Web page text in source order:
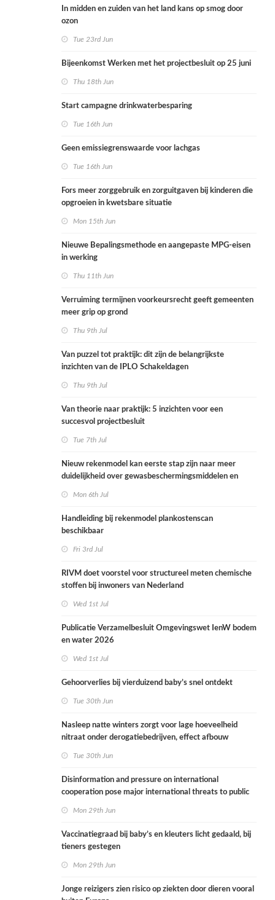
In midden en zuiden van het land kans op smog door
ozon
Tue 23rd Jun
Bijeenkomst Werken met het projectbesluit op 25 juni
Thu 18th Jun
Start campagne drinkwaterbesparing
Tue 16th Jun
Geen emissiegrenswaarde voor lachgas
Tue 16th Jun
Fors meer zorggebruik en zorguitgaven bij kinderen die
opgroeien in kwetsbare situatie
Mon 15th Jun
Nieuwe Bepalingsmethode en aangepaste MPG-eisen
in werking
Thu 11th Jun
Verruiming termijnen voorkeursrecht geeft gemeenten
meer grip op grond
Thu 9th Jul
Van puzzel tot praktijk: dit zijn de belangrijkste
inzichten van de IPLO Schakeldagen
Thu 9th Jul
Van theorie naar praktijk: 5 inzichten voor een
succesvol projectbesluit
Tue 7th Jul
Nieuw rekenmodel kan eerste stap zijn naar meer
duidelijkheid over gewasbeschermingsmiddelen en
Mon 6th Jul
Handleiding bij rekenmodel plankostenscan
beschikbaar
Fri 3rd Jul
RIVM doet voorstel voor structureel meten chemische
stoffen bij inwoners van Nederland
Wed 1st Jul
Publicatie Verzamelbesluit Omgevingswet IenW bodem
en water 2026
Wed 1st Jul
Gehoorverlies bij vierduizend baby’s snel ontdekt
Tue 30th Jun
Nasleep natte winters zorgt voor lage hoeveelheid
nitraat onder derogatiebedrijven, effect afbouw
Tue 30th Jun
Disinformation and pressure on international
cooperation pose major international threats to public
Mon 29th Jun
Vaccinatiegraad bij baby’s en kleuters licht gedaald, bij
tieners gestegen
Mon 29th Jun
Jonge reizigers zien risico op ziekten door dieren vooral